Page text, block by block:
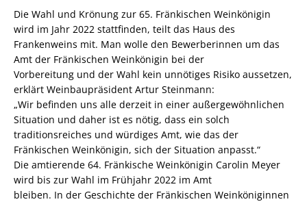
Die Wahl und Krönung zur 65. Fränkischen Weinkönigin
wird im Jahr 2022 stattfinden, teilt das Haus des
Frankenweins mit. Man wolle den Bewerberinnen um das
Amt der Fränkischen Weinkönigin bei der
Vorbereitung und der Wahl kein unnötiges Risiko aussetzen,
erklärt Weinbaupräsident Artur Steinmann:
„Wir befinden uns alle derzeit in einer außergewöhnlichen
Situation und daher ist es nötig, dass ein solch
traditionsreiches und würdiges Amt, wie das der
Fränkischen Weinkönigin, sich der Situation anpasst.“
Die amtierende 64. Fränkische Weinkönigin Carolin Meyer
wird bis zur Wahl im Frühjahr 2022 im Amt
bleiben. In der Geschichte der Fränkischen Weinköniginnen